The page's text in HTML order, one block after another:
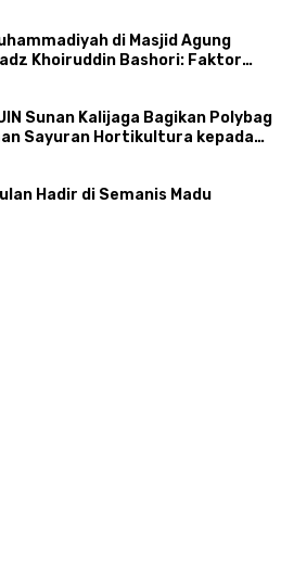
di Masjid Agung
Khoiruddin Bashori: Faktor
Sunan Kalijaga Bagikan Polybag
Sayuran Hortikultura kepada
Hadir di Semanis Madu